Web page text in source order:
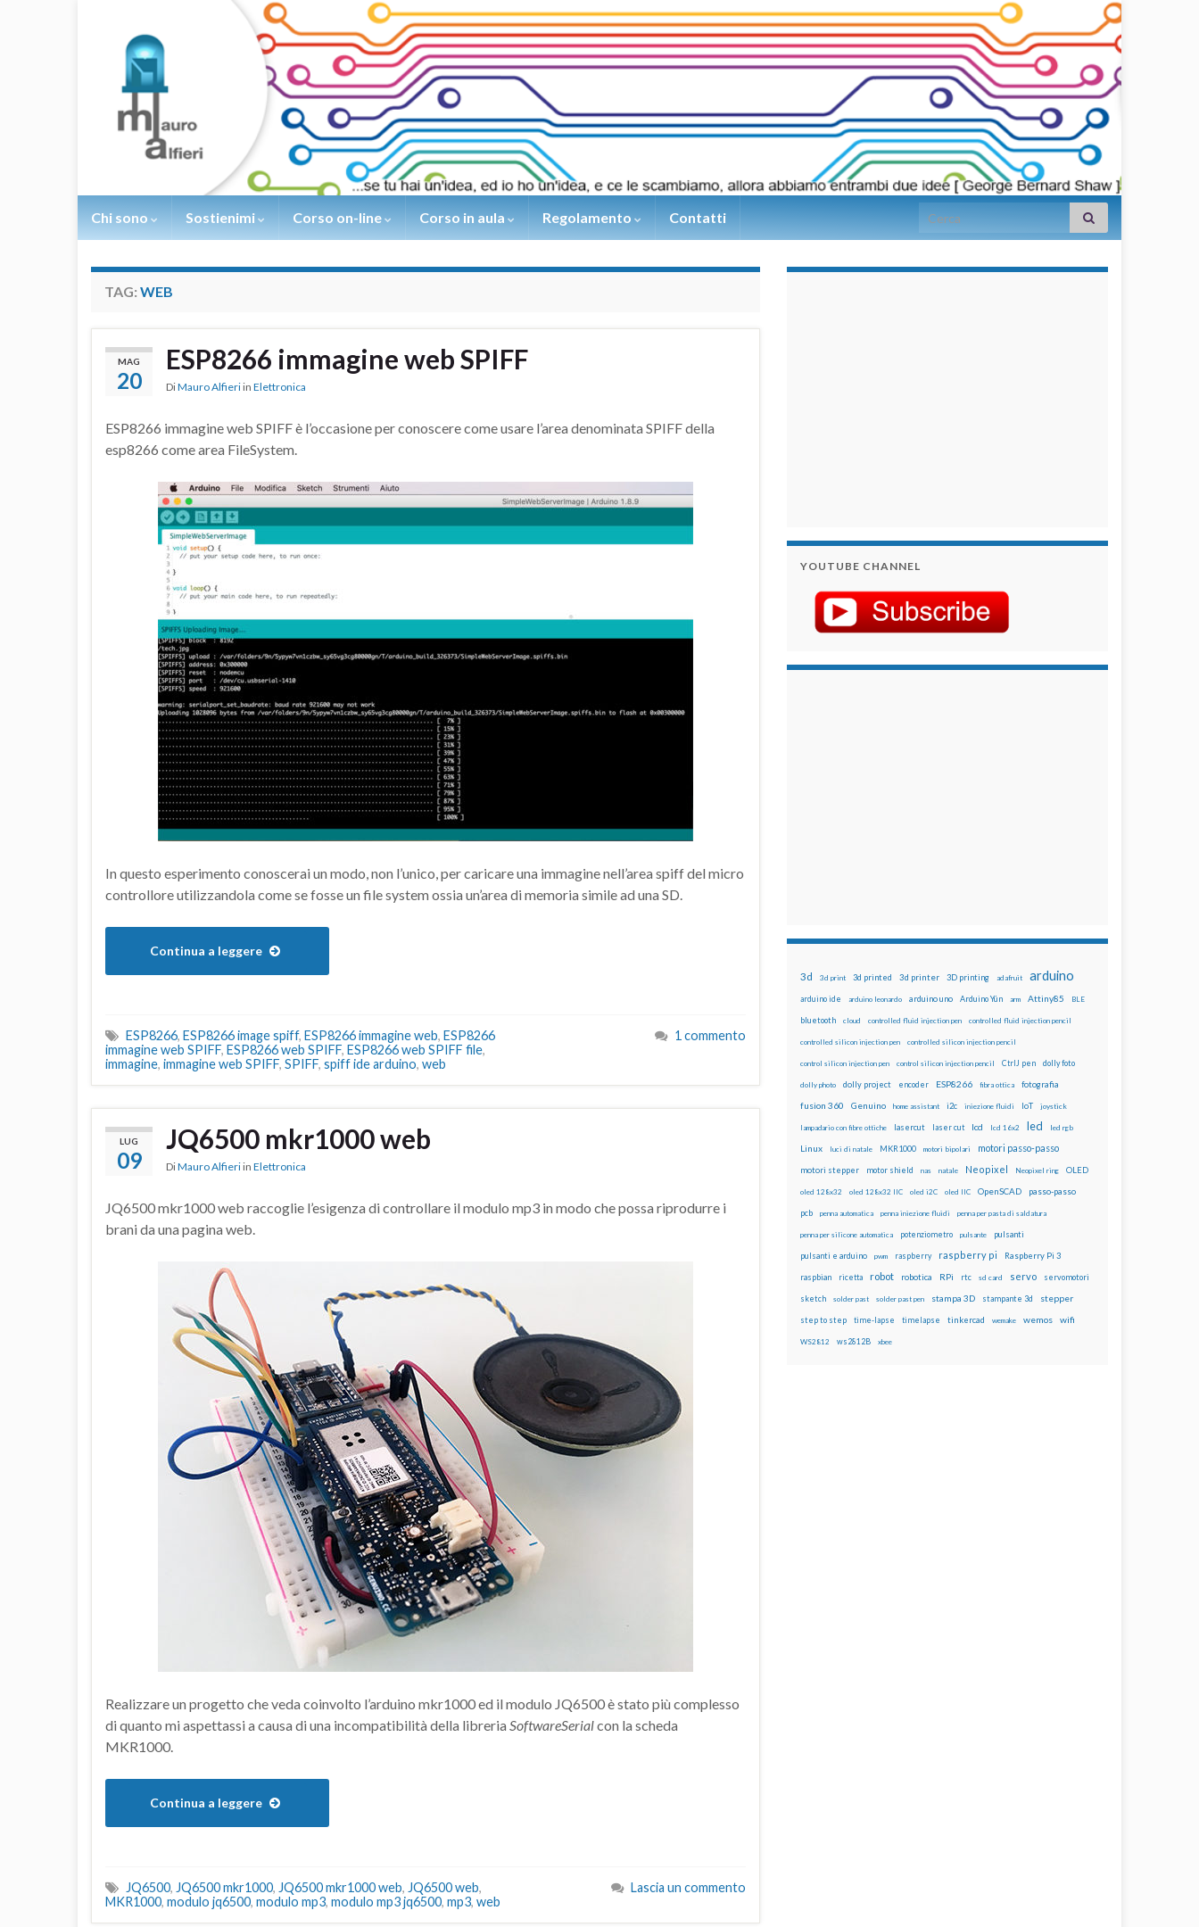
Chi sono Sostienimi Corso on-line Corso in aula Regolamento Contatti Search for:
TAG: WEB
MAG
20
ESP8266 immagine web SPIFF
DiMauro Alfieri in Elettronica
ESP8266 immagine web SPIFF è l’occasione per conoscere come usare l’area denominata SPIFF della
esp8266 come area FileSystem.
In questo esperimento conoscerai un modo, non l’unico, per caricare una immagine nell’area spiff del micro
controllore utilizzandola come se fosse un file system ossia un’area di memoria simile ad una SD.
Continua a leggere
ESP8266, ESP8266 image spiff, ESP8266 immagine web, ESP8266
immagine web SPIFF, ESP8266 web SPIFF, ESP8266 web SPIFF file,
immagine, immagine web SPIFF, SPIFF, spiff ide arduino, web
1 commento
LUG
09
JQ6500 mkr1000 web
DiMauro Alfieri in Elettronica
JQ6500 mkr1000 web raccoglie l’esigenza di controllare il modulo mp3 in modo che possa riprodurre i
brani da una pagina web.
Realizzare un progetto che veda coinvolto l’arduino mkr1000 ed il modulo JQ6500 è stato più complesso
di quanto mi aspettassi a causa di una incompatibilità della libreria SoftwareSerialcon la scheda
MKR1000.
Continua a leggere
JQ6500, JQ6500 mkr1000, JQ6500 mkr1000 web, JQ6500 web,
MKR1000, modulo jq6500, modulo mp3, modulo mp3 jq6500, mp3, web
Lascia un commento
YOUTUBE CHANNEL
3d 3d print 3d printed 3d printer 3D printing adafruit arduino
arduino ide arduino leonardo arduino uno Arduino Yún arm Attiny85 BLE
bluetooth cloud controlled fluid injection pen controlled fluid injection pencil
controlled silicon injection pen controlled silicon injection pencil
control silicon injection pen control silicon injection pencil CtrlJ pen dolly foto
dolly photo dolly project encoder ESP8266 fibra ottica fotografia
fusion 360 Genuino home assistant i2c iniezione fluidi IoT joystick
lampadario con fibre ottiche lasercut laser cut lcd lcd 16x2 led led rgb
Linux luci di natale MKR1000 motori bipolari motori passo-passo
motori stepper motor shield nas natale Neopixel Neopixel ring OLED
oled 128x32 oled 128x32 IIC oled i2C oled IIC OpenSCAD passo-passo
pcb penna automatica penna iniezione fluidi penna per pasta di saldatura
penna per silicone automatica potenziometro pulsante pulsanti
pulsanti e arduino pwm raspberry raspberry pi Raspberry Pi 3
raspbian ricetta robot robotica RPi rtc sd card servo servomotori
sketch solder past solder past pen stampa 3D stampante 3d stepper
step to step time-lapse timelapse tinkercad wemake wemos wifi
WS2812 ws2812B xbee